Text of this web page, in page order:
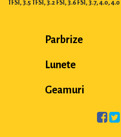
TFSI, 3.5 TFSI, 3.2 FSI, 3.6 FSI, 3.7, 4.0,
Parbrize
Lunete
Geamuri